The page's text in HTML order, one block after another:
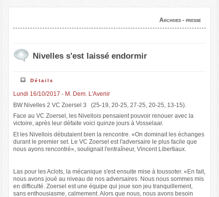
Archives - presse
Nivelles s'est laissé endormir
Détails
Lundi 16/10/2017 - M. Dem. L'Avenir
BW Nivelles 2 VC Zoersel 3 (25-19, 20-25, 27-25, 20-25, 13-15).
Face au VC Zoersel, les Nivellois pensaient pouvoir renouer avec la
victoire, après leur défaite voici quinze jours à Vosselaar.
Et les Nivellois débutaient bien la rencontre. «On dominait les échanges
durant le premier set. Le VC Zoersel est l'adversaire le plus facile que
nous ayons rencontré», soulignait l'entraîneur, Vincent Libertiaux.
Las pour les Aclots, la mécanique s'est ensuite mise à toussoter. «En fait,
nous avons joué au niveau de nos adversaires. Nous nous sommes mis
en difficulté. Zoersel est une équipe qui joue son jeu tranquillement,
sans enthousiasme, calmement. Alors que nous, nous avons besoin